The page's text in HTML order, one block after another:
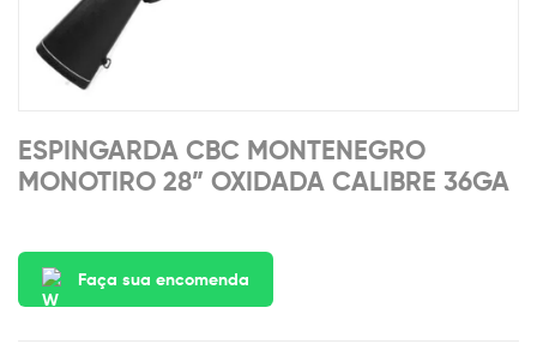
ESPINGARDA CBC MONTENEGRO
MONOTIRO 28” OXIDADA CALIBRE 36GA
Faça sua encomenda